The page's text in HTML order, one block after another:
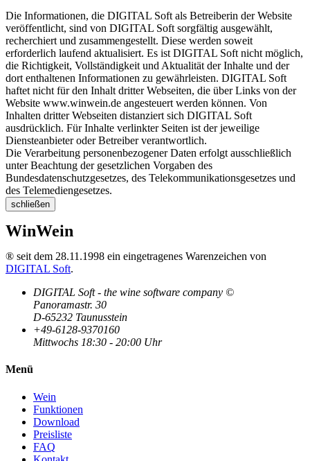
Die Informationen, die DIGITAL Soft als Betreiberin der Website
veröffentlicht, sind von DIGITAL Soft sorgfältig ausgewählt,
recherchiert und zusammengestellt. Diese werden soweit
erforderlich laufend aktualisiert. Es ist DIGITAL Soft nicht möglich,
die Richtigkeit, Vollständigkeit und Aktualität der Inhalte und der
dort enthaltenen Informationen zu gewährleisten. DIGITAL Soft
haftet nicht für den Inhalt dritter Webseiten, die über Links von der
Website www.winwein.de angesteuert werden können. Von
Inhalten dritter Webseiten distanziert sich DIGITAL Soft
ausdrücklich. Für Inhalte verlinkter Seiten ist der jeweilige
Diensteanbieter oder Betreiber verantwortlich.
Die Verarbeitung personenbezogener Daten erfolgt ausschließlich
unter Beachtung der gesetzlichen Vorgaben des
Bundesdatenschutzgesetzes, des Telekommunikationsgesetzes und
des Telemediengesetzes.
schließen
WinWein
® seit dem 28.11.1998 ein eingetragenes Warenzeichen von
DIGITAL Soft.
DIGITAL Soft - the wine software company ©
Panoramastr. 30
D-65232 Taunusstein
+49-6128-9370160
Mittwochs 18:30 - 20:00 Uhr
Menü
Wein
Funktionen
Download
Preisliste
FAQ